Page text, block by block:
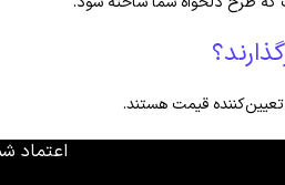
تعیین‌کننده قیمت هستند.
اعتماد